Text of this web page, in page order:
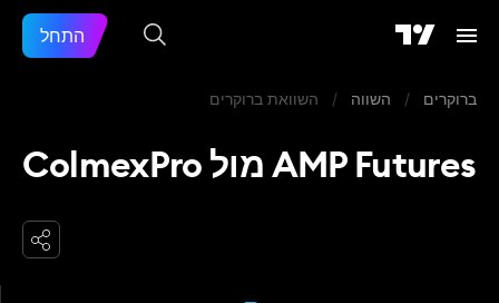
התחל
ברוקרים / השווה / השוואת ברוקרים
AMP Futures מול ColmexPro